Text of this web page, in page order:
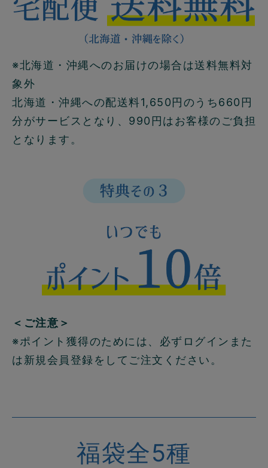
※北海道・沖縄へのお届けの場合は送料無料対
象外
北海道・沖縄への配送料1,650円のうち660円
分がサービスとなり、990円はお客様のご負担
となります。
＜ご注意＞
※ポイント獲得のためには、必ずログインまた
は新規会員登録をしてご注文ください。
福袋全5種